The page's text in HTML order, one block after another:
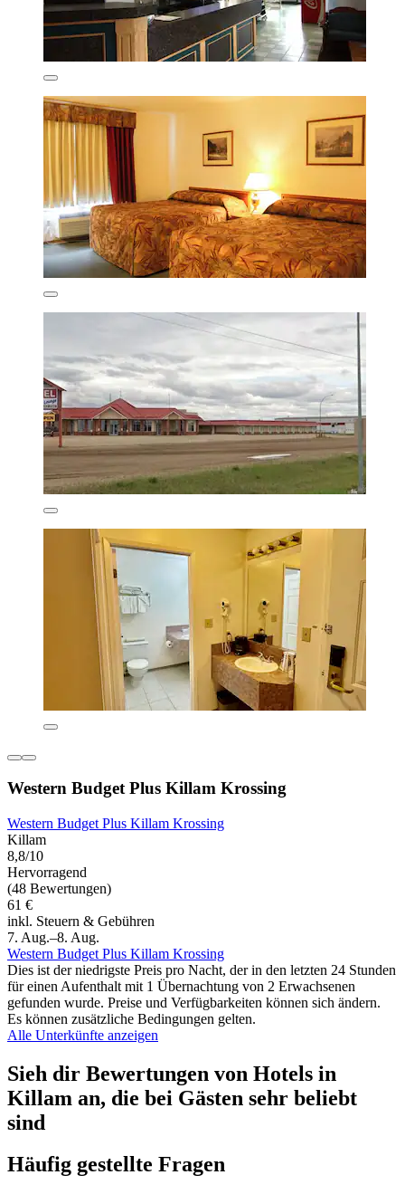
Western Budget Plus Killam Krossing
Western Budget Plus Killam Krossing
Killam
8,8/10
Hervorragend
(48 Bewertungen)
61 €
inkl. Steuern & Gebühren
7. Aug.–8. Aug.
Western Budget Plus Killam Krossing
Dies ist der niedrigste Preis pro Nacht, der in den letzten 24 Stunden
für einen Aufenthalt mit 1 Übernachtung von 2 Erwachsenen
gefunden wurde. Preise und Verfügbarkeiten können sich ändern.
Es können zusätzliche Bedingungen gelten.
Alle Unterkünfte anzeigen
Sieh dir Bewertungen von Hotels in
Killam an, die bei Gästen sehr beliebt
sind
Häufig gestellte Fragen